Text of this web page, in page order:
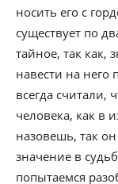
носить его с
существует по
тайное, так как,
навести на него
всегда считали,
человека, как в
назовешь, так
значение в
попытаемся